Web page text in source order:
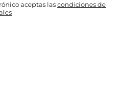
aceptas lascondiciones de